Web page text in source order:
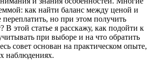
как найти баланс между ценой и
переплатить, но при этом получить
В этой статье я расскажу, как подойти к
при выборе и на что обратить
совет основан на практическом опыте,
наблюдениях.